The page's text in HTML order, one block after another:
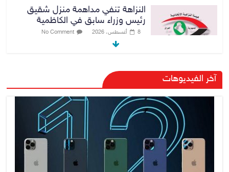
النزاهة تنفي مداهمة منزل شقيق
رئيس وزراء سابق في الكاظمية
8 أغسطس، 2026 No Comment
رئيس حكومة إقليم كردستان مسرور
بارزاني ينفي ما يشاع عن وجود
عسكري أمريكي في بعض قواعد
الإقليم
8 أغسطس، 2026 No Comment
الدخيل يتابع ميدانياً سير العمل في
المشاريع الاستراتيجية بالموصل
ويشدد على ضرورة إنجازها
آخر الفيديوهات